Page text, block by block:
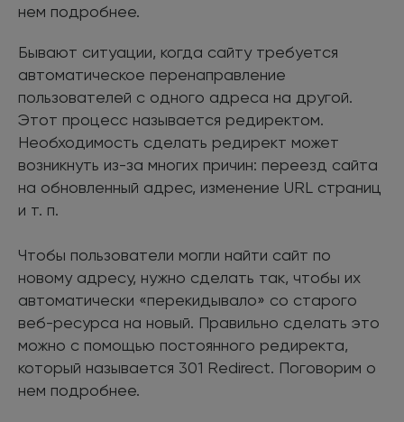
нем подробнее.
Бывают ситуации, когда сайту требуется
автоматическое перенаправление
пользователей с одного адреса на другой.
Этот процесс называется редиректом.
Необходимость сделать редирект может
возникнуть из-за многих причин: переезд сайта
на обновленный адрес, изменение URL страниц
и т. п.
Чтобы пользователи могли найти сайт по
новому адресу, нужно сделать так, чтобы их
автоматически «перекидывало» со старого
веб-ресурса на новый. Правильно сделать это
можно с помощью постоянного редиректа,
который называется 301 Redirect. Поговорим о
нем подробнее.